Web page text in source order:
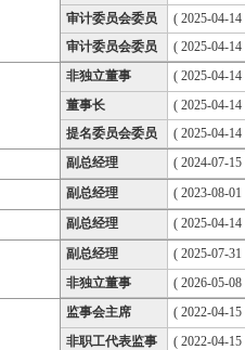
审计委员会委员
( 2025-04-
审计委员会委员
( 2025-04-
非独立董事
( 2025-04-
董事长
( 2025-04-
提名委员会委员
( 2025-04-
副总经理 ( 2024-07-
副总经理 ( 2023-08-
副总经理 ( 2025-04-
副总经理
( 2025-07-
非独立董事
( 2026-05-
监事会主席
( 2022-04-
非职工代表监事
( 2022-04-